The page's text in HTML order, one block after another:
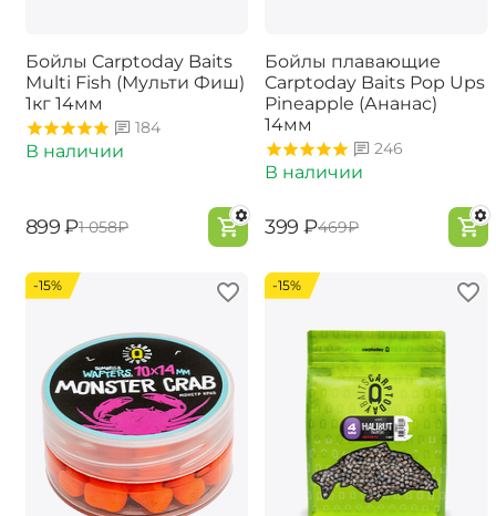
Бойлы Carptoday Baits
Multi Fish (Мульти Фиш)
1кг 14мм
184
В наличии
‍899‍ ₽‍1 058‍₽
Бойлы плавающие
Carptoday Baits Pop Ups
Pineapple (Ананас)
14мм
246
В наличии
‍399‍ ₽‍469‍₽
-15% -15%